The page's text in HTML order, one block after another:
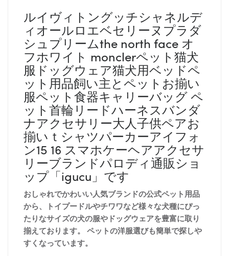
ルイヴィトングッチシャネルデ
ィオールロエベセリーヌプラダ
シュプリームthe north face オ
フホワイト monclerペット猫犬
服ドッグウェア猫犬用ベッドペ
ット用品飼い主とペットお揃い
服ペット食器キャリーバッグ ペ
ット首輪リードハーネスバンダ
ナアクセサリー大人子供ペアお
揃いｔシャツパーカーアイフォ
ン15 16 スマホケーヘアアクセサ
リーブランドパロディ通販ショ
ップ「igucu」です
おしゃれでかわいい人気ブランドの公式ペット用品
から、トイプードルやチワワなど様々な犬種にぴっ
たりなサイズの犬の服やドッグウェアを豊富に取り
揃えております。 ペットの洋服選びも簡単で探しや
すくなっています。